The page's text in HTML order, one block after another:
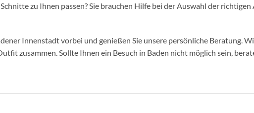
zu Ihnen passen? Sie brauchen Hilfe bei der Auswahl der richtigen
Innenstadt vorbei und genießen Sie unsere persönliche Beratung.
zusammen. Sollte Ihnen ein Besuch in Baden nicht möglich sein,